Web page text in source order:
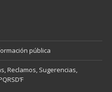
pública
Reclamos, Sugerencias,